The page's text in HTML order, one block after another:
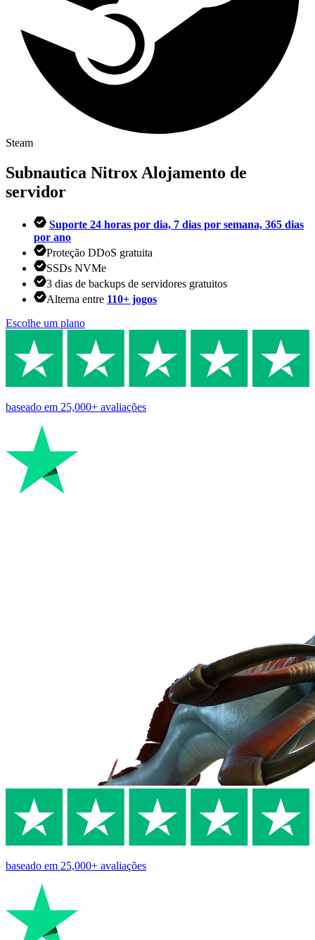
Steam
Subnautica Nitrox Alojamento de
servidor
Suporte 24 horas por dia, 7 dias por semana, 365 dias
por ano
Proteção DDoS gratuita
SSDs NVMe
3 dias de backups de servidores gratuitos
Alterna entre 110+ jogos
Escolhe um plano
baseado em 25,000+ avaliações
baseado em 25,000+ avaliações